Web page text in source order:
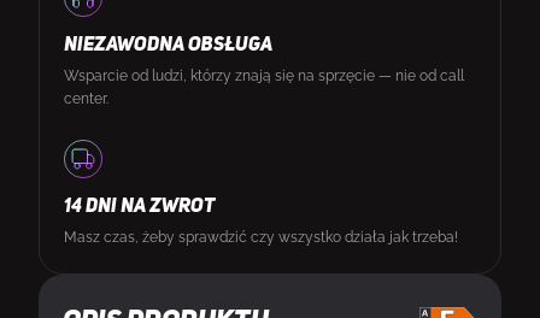
NIEZAWODNA OBSŁUGA
Wsparcie od ludzi, którzy znają się na sprzęcie — nie od call
center.
14 DNI NA ZWROT
Masz czas, żeby sprawdzić czy wszystko działa jak trzeba!